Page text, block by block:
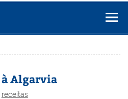
à Algarvia
receitas